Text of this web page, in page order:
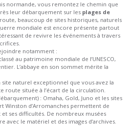
normande, vous remontez le chemin que
leur débarquement sur les plages de
beaucoup de sites historiques, naturels
mondiale est encore présente partout
de revivre les événements à travers
notamment :
au patrimoine mondiale de l’UNESCO,
L’abbaye en son sommet mérite la
naturel exceptionnel que vous avez la
route située à l’écart de la circulation.
: Omaha, Gold, Juno et les sites
Winston d’Arromanches permettent de
ses difficultés. De nombreux musées
avec le matériel et des images d’archives.